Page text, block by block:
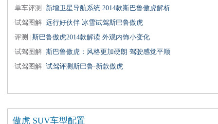
单车评测 新增卫星导航系统 2014款斯巴鲁傲虎解析
试驾图解 远行好伙伴 冰雪试驾斯巴鲁傲虎
评测 斯巴鲁傲虎2014款解读 外观内饰小变化
试驾图解 斯巴鲁傲虎：风格更加硬朗 驾驶感觉平顺
试驾图解 试驾评测斯巴鲁-新款傲虎
傲虎 SUV车型配置